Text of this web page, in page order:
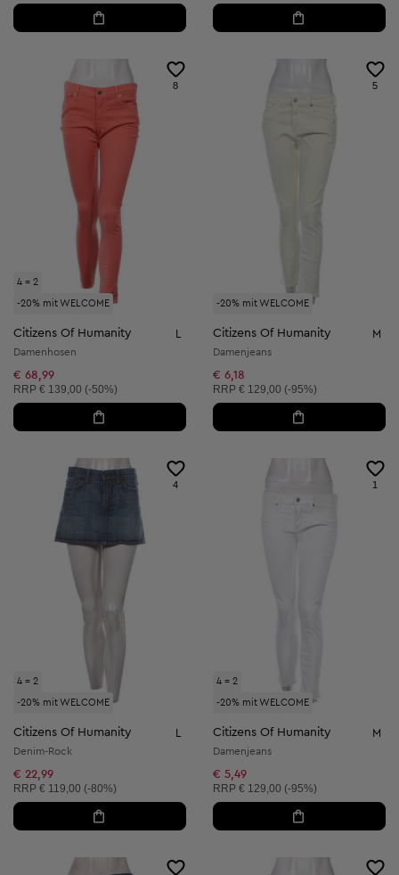
4 = 2
-20% mit WELCOME
8
Citizens Of Humanity L
Damenhosen
€ 68,99
Unverbindliche Preisempfehlung:
RRP € 139,00 (-50%)
-20% mit WELCOME
5
Citizens Of Humanity M
Damenjeans
€ 6,18
Unverbindliche Preisempfehlung:
RRP € 129,00 (-95%)
4 = 2
-20% mit WELCOME
4
Citizens Of Humanity
Denim-Rock
€ 22,99
Unverbindliche Preisempfehlung:
RRP € 119,00 (-80%)
4 = 2
-20% mit WELCOME
1
Citizens Of Humanity M
Damenjeans
€ 5,49
Unverbindliche Preisempfehlung:
RRP € 129,00 (-95%)